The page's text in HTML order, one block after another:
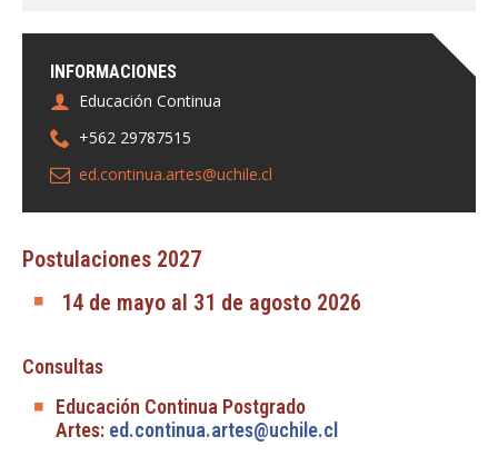
INFORMACIONES
Educación Continua
+562 29787515
ed.continua.artes@uchile.cl
Postulaciones 2027
14 de mayo al 31 de agosto 2026
Consultas
Educación Continua Postgrado
Artes: ed.continua.artes@uchile.cl